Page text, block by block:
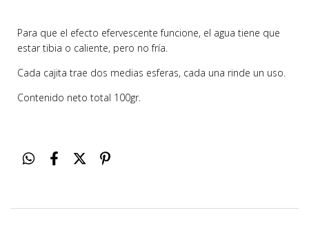
Para que el efecto efervescente funcione, el agua tiene que
estar tibia o caliente, pero no fría.
Cada cajita trae dos medias esferas, cada una rinde un uso.
Contenido neto total 100gr.